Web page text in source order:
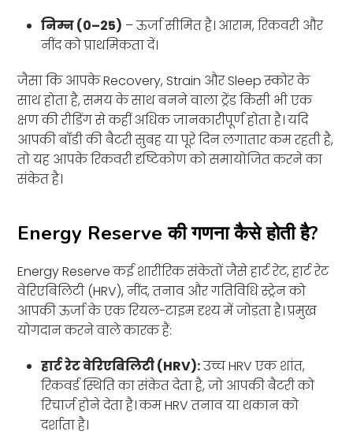
निम्न (0–25) – ऊर्जा सीमित है। आराम, रिकवरी और
नींद को प्राथमिकता दें।
जैसा कि आपके Recovery, Strain और Sleep स्कोर के
साथ होता है, समय के साथ बनने वाला ट्रेंड किसी भी एक
क्षण की रीडिंग से कहीं अधिक जानकारीपूर्ण होता है। यदि
आपकी बॉडी की बैटरी सुबह या पूरे दिन लगातार कम रहती है,
तो यह आपके रिकवरी दृष्टिकोण को समायोजित करने का
संकेत है।
Energy Reserve की गणना कैसे होती है?
Energy Reserve कई शारीरिक संकेतों जैसे हार्ट रेट, हार्ट रेट
वेरिएबिलिटी (HRV), नींद, तनाव और गतिविधि स्ट्रेन को
आपकी ऊर्जा के एक रियल-टाइम दृश्य में जोड़ता है। प्रमुख
योगदान करने वाले कारक हैं:
हार्ट रेट वेरिएबिलिटी (HRV):उच्च HRV एक शांत,
रिकवर्ड स्थिति का संकेत देता है, जो आपकी बैटरी को
रिचार्ज होने देता है। कम HRV तनाव या थकान को
दर्शाता है।